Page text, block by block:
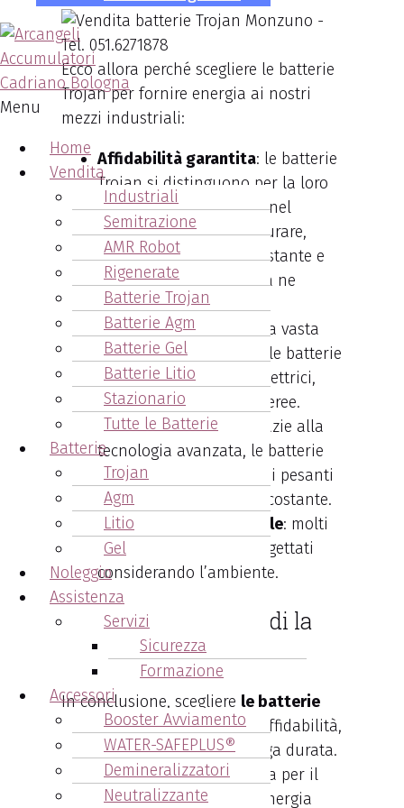
Menu
Home
Vendita
Industriali
Semitrazione
AMR Robot
Rigenerate
Batterie Trojan
Batterie Agm
Batterie Gel
Batterie Litio
Stazionario
Tutte le Batterie
Batterie
Trojan
Agm
Litio
Gel
Noleggio
Assistenza
Servizi
Sicurezza
Formazione
Accessori
Booster Avviamento
WATER-SAFEPLUS®
Demineralizzatori
Neutralizzante
Ecco allora perché scegliere le batterie
Trojan per fornire energia ai nostri
mezzi industriali:
Affidabilità garantita: le batterie
Trojan si distinguono per la loro
comprovata affidabilità nel
tempo. Progettate per durare,
offrono una potenza costante e
affidabile ogni qualvolta ne
abbiate bisogno.
Versatilità: adatte a una vasta
gamma di applicazioni, le batterie
Trojan servono veicoli elettrici,
golf car e piattaforme aeree.
Prestazioni elevate
: grazie alla
tecnologia avanzata, le batterie
Trojan gestiscono carichi pesanti
e garantiscono energia costante.
Sostenibilità ambientale: molti
modelli Trojan sono progettati
considerando l’ambiente.
Batterie Trojan: quindi la
scelta migliore
In conclusione, scegliere le batterie
Trojansignifica investire in affidabilità,
performance superiori e lunga durata.
Sia che cerchiate una batteria per il
vostro veicolo, il sistema di energia